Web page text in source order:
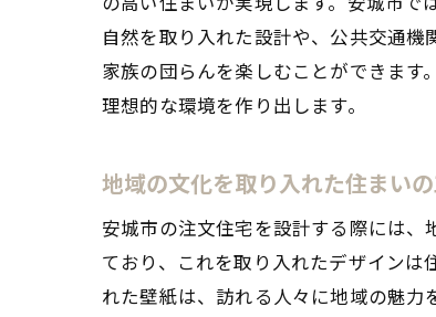
自然を取り入れた設計や、公共交通機
家族の団らんを楽しむことができま
理想的な環境を作り出します。
地域の文化を取り入れた住まい
安城市の注文住宅を設計する際には
ており、これを取り入れたデザイン
れた壁紙は、訪れる人々に地域の魅